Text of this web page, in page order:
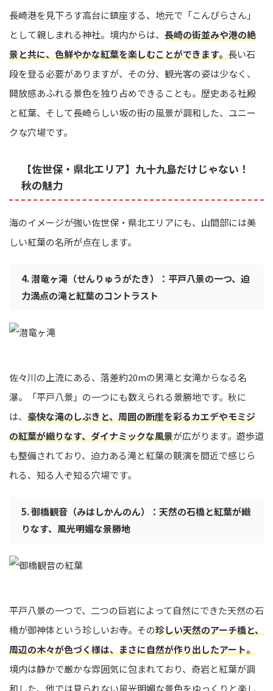
長崎港を見下ろす高台に鎮座する、地元で「こんぴらさん」
として親しまれる神社。境内からは、 長崎の街並みや港の絶
景と共に、色鮮やかな紅葉を楽しむことができます。長い石
段を登る必要がありますが、その分、観光客の姿は少なく、
開放感あふれる景色を独り占めできることも。歴史ある社殿
と紅葉、そして長崎らしい坂の街の風景が調和した、ユニー
クな穴場です。
【佐世保・県北エリア】九十九島だけじゃない！
秋の魅力
海のイメージが強い佐世保・県北エリアにも、山間部には美
しい紅葉の名所が点在します。
4. 潜竜ヶ滝（せんりゅうがたき）：平戸八景の一つ、迫
力満点の滝と紅葉のコントラスト
佐々川の上流にある、落差約20mの男滝と女滝からなる名
瀑。「平戸八景」の一つにも数えられる景勝地です。秋に
は、 豪快な滝のしぶきと、周囲の断崖を彩るカエデやモミジ
の紅葉が織りなす、ダイナミックな風景が広がります。遊歩道
も整備されており、迫力ある滝と紅葉の競演を間近で感じら
れる、知る人ぞ知る穴場です。
5. 御橋観音（みはしかんのん）：天然の石橋と紅葉が織
りなす、風光明媚な景勝地
平戸八景の一つで、二つの巨岩によって自然にできた天然の石
橋が御神体という珍しいお寺。その珍しい天然のアーチ橋と、
周辺の木々が色づく様は、まさに自然が作り出したアート。
境内は静かで厳かな雰囲気に包まれており、奇岩と紅葉が調
和した、他では見られない風光明媚な景色をゆっくりと楽し